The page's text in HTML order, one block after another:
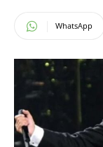
WhatsApp